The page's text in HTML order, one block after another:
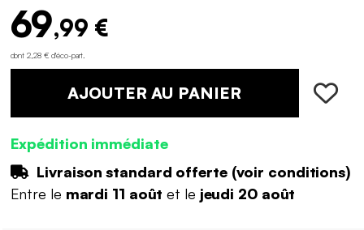
69,99 €
dont 2,28 € d'éco-part
AJOUTER AU PANIER
Expédition immédiate
Livraison standard offerte (voir conditions)
Entre le mardi 11 août et le jeudi 20 août